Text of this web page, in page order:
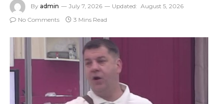
By admin July 7, 2026 Updated: August 5, 2026
No Comments
3 Mins Read